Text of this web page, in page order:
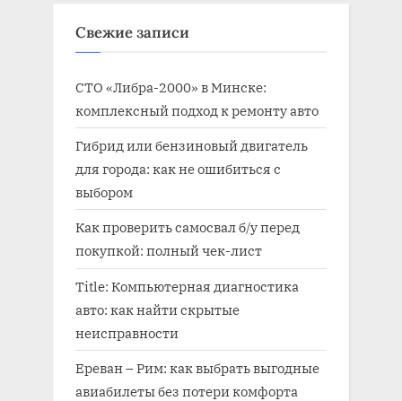
Свежие записи
СТО «Либра-2000» в Минске:
комплексный подход к ремонту авто
Гибрид или бензиновый двигатель
для города: как не ошибиться с
выбором
Как проверить самосвал б/у перед
покупкой: полный чек-лист
Title: Компьютерная диагностика
авто: как найти скрытые
неисправности
Ереван – Рим: как выбрать выгодные
авиабилеты без потери комфорта